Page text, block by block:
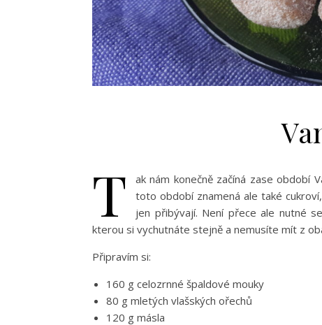
T
ak nám konečně začíná zase období
toto období znamená ale také
jen přibývají. Není přece ale nutné
kterou si vychutnáte stejně a nemusíte mít z
Připravím si:
160 g celozrnné špaldové mouky
80 g mletých vlašských ořechů
120 g másla